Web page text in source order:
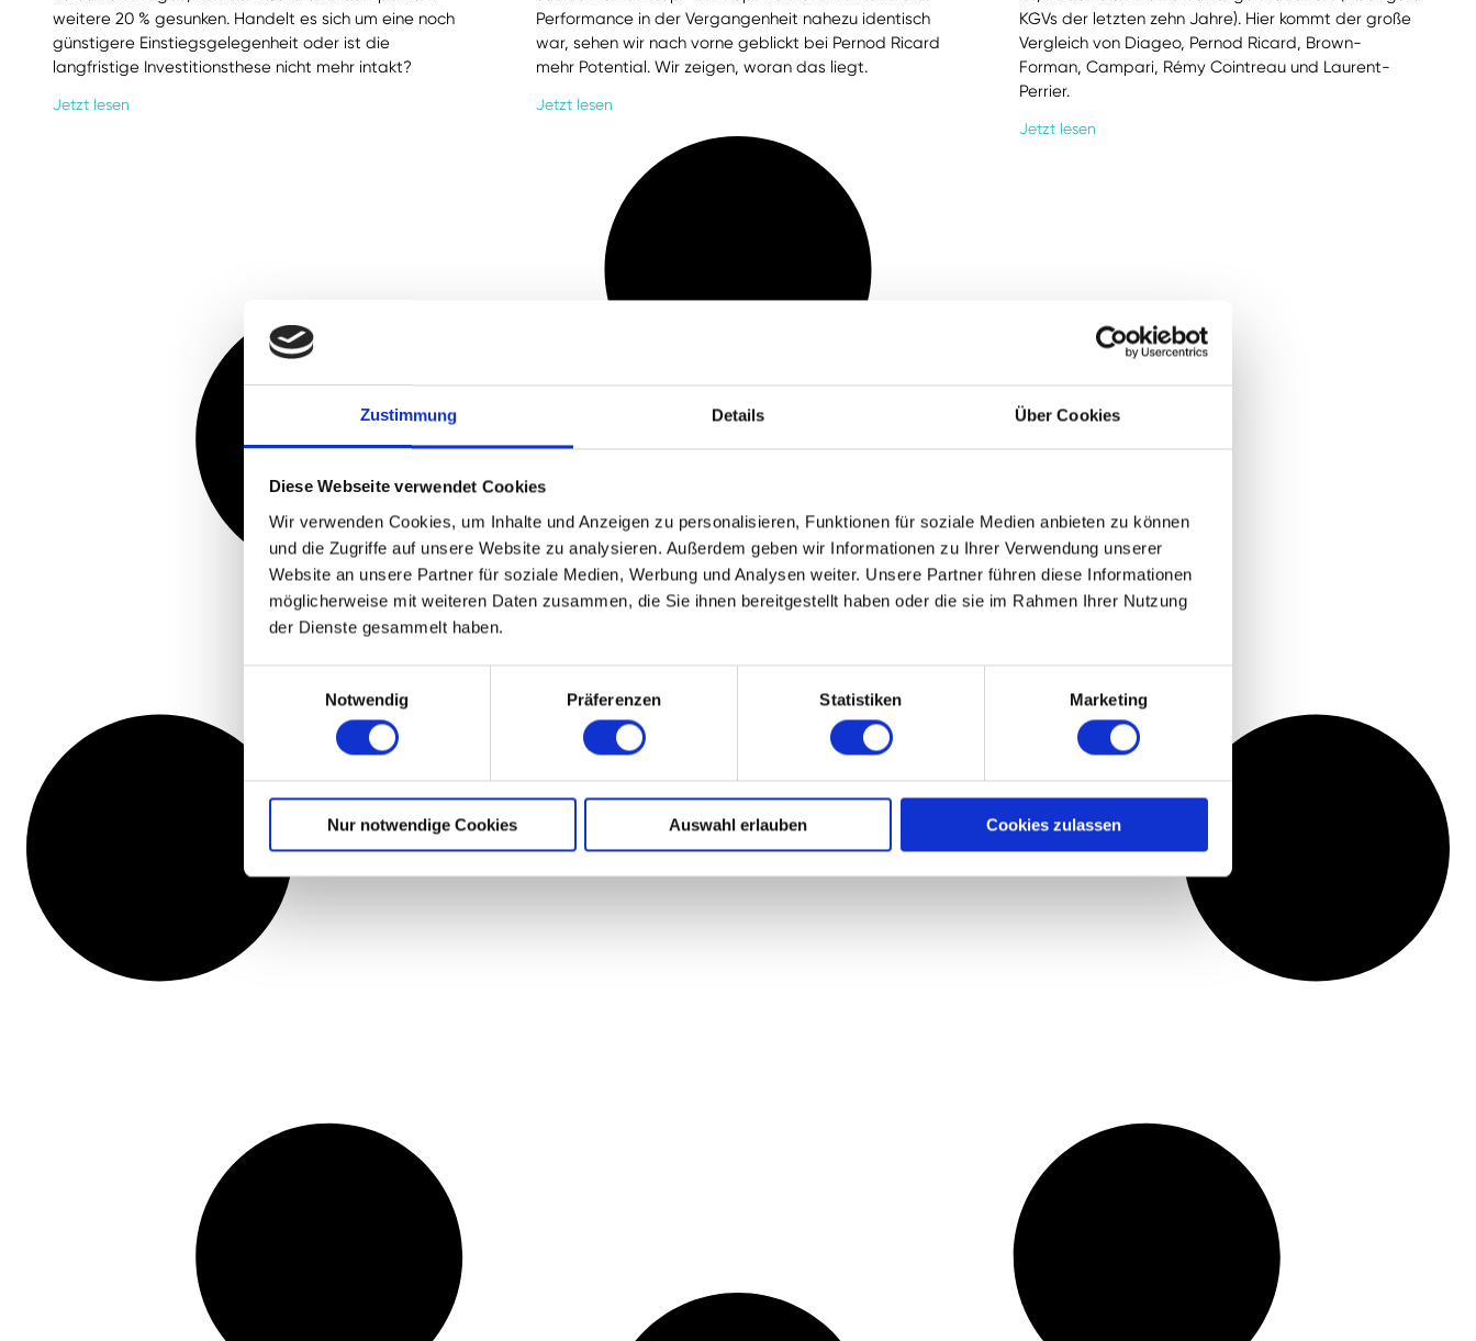
Zustimmung Details Über Cookies
Diese Webseite verwendet Cookies
Wir verwenden Cookies, um Inhalte und Anzeigen zu personalisieren, Funktionen für soziale Medien anbieten zu können
und die Zugriffe auf unsere Website zu analysieren. Außerdem geben wir Informationen zu Ihrer Verwendung unserer
Website an unsere Partner für soziale Medien, Werbung und Analysen weiter. Unsere Partner führen diese Informationen
möglicherweise mit weiteren Daten zusammen, die Sie ihnen bereitgestellt haben oder die sie im Rahmen Ihrer Nutzung
der Dienste gesammelt haben.
Notwendig
Präferenzen Statistiken Marketing
Nur notwendige Cookies Auswahl erlauben Cookies zulassen
weitere 20 % gesunken. Handelt es sich um eine noch
günstigere Einstiegsgelegenheit oder ist die
langfristige Investitionsthese nicht mehr intakt?
Jetzt lesen
Performance in der Vergangenheit nahezu identisch
war, sehen wir nach vorne geblickt bei Pernod Ricard
mehr Potential. Wir zeigen, woran das liegt.
Jetzt lesen
KGVs der letzten zehn Jahre). Hier kommt der große
Vergleich von Diageo, Pernod Ricard, Brown-
Forman, Campari, Rémy Cointreau und Laurent-
Perrier.
Jetzt lesen